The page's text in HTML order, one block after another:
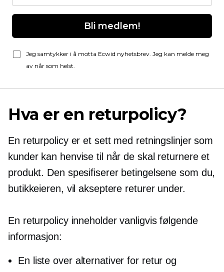
Bli medlem!
Jeg samtykker i å motta Ecwid nyhetsbrev. Jeg kan melde meg
av når som helst.
Hva er en returpolicy?
En returpolicy er et sett med retningslinjer som
kunder kan henvise til når de skal returnere et
produkt. Den spesifiserer betingelsene som du,
butikkeieren, vil akseptere returer under.
En returpolicy inneholder vanligvis følgende
informasjon:
En liste over alternativer for retur og